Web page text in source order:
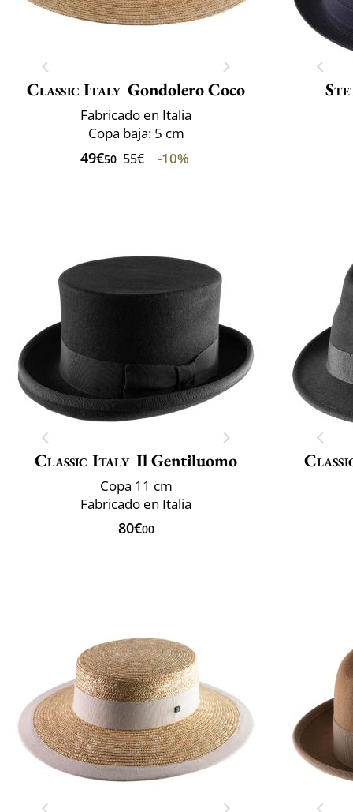
Classic Italy Gondolero Coco
Fabricado en Italia
Copa baja: 5 cm
49€50 55€ -10%
Classic Italy Il Gentiluomo
Copa 11 cm
Fabricado en Italia
80€00